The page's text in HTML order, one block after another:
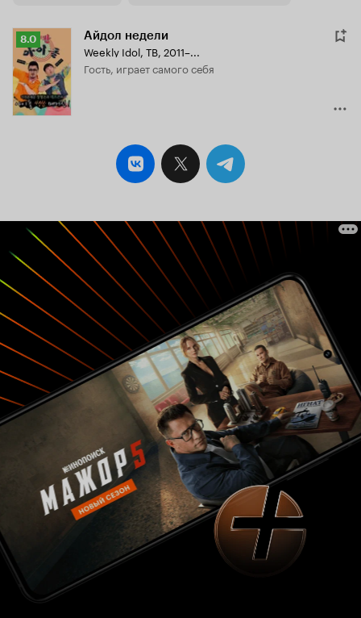
Рейтинг
Кинопоиска
8.0
8.0 Айдол недели
Weekly Idol, ТВ, 2011–...
гость, играет самого себя